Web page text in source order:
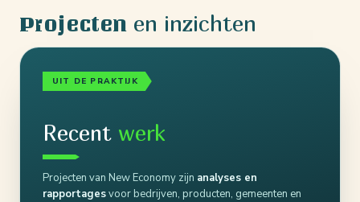
Projecten en inzichten
UIT DE PRAKTIJK
Recent werk
Projecten van New Economy zijn analyses en
rapportagesvoor bedrijven, producten, gemeenten en